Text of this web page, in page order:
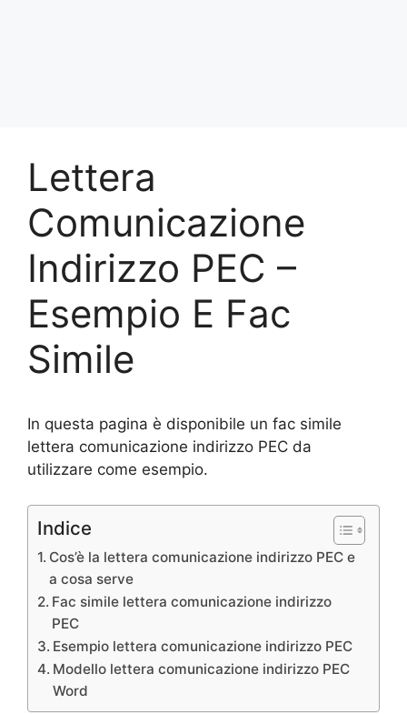
Lettera
Comunicazione
Indirizzo PEC –
Esempio E Fac
Simile
In questa pagina è disponibile un fac simile
lettera comunicazione indirizzo PEC da
utilizzare come esempio.
Indice
Cos’è la lettera comunicazione indirizzo PEC e
a cosa serve
Fac simile lettera comunicazione indirizzo
PEC
Esempio lettera comunicazione indirizzo PEC
Modello lettera comunicazione indirizzo PEC
Word